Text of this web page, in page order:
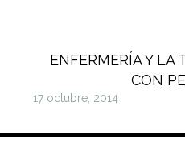
ENFERMERÍA Y LA
CON
17 octubre, 2014